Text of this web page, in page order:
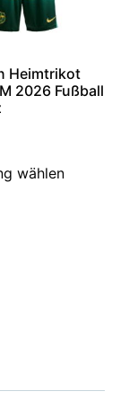
Heimtrikot
2026 Fußball
wählen